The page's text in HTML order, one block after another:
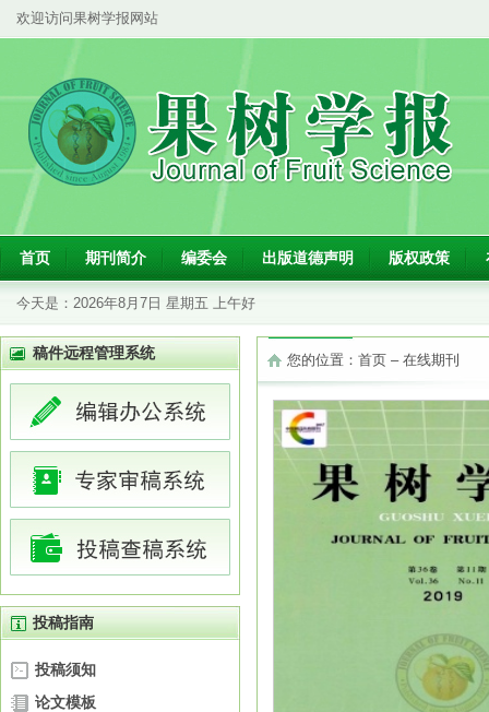
欢迎访问果树学报网站
首页 期刊简介 编委会 出版道德声明 版权政策
今天是： 2026年8月7日 星期五 上午好
稿件远程管理系统
投稿指南
投稿须知
论文模板
您的位置： 首页 – 在线期刊